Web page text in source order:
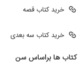
خرید کتاب قصه
خرید کتاب سه بعدی
کتاب ها براساس سن